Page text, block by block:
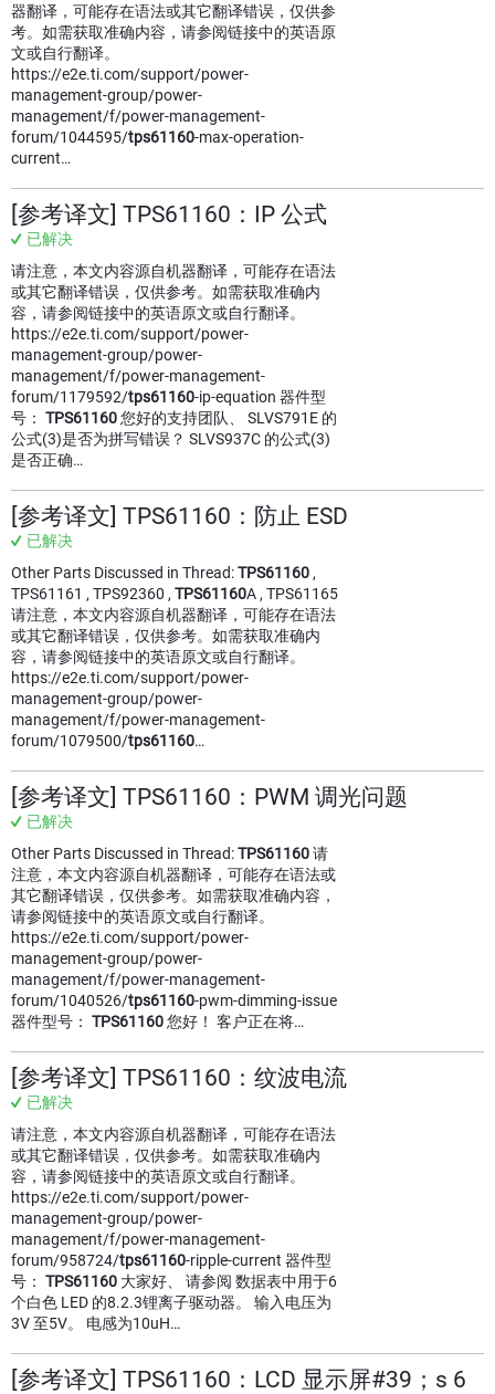
器翻译，可能存在语法或其它翻译错误，仅供参
考。如需获取准确内容，请参阅链接中的英语原
文或自行翻译。
https://e2e.ti.com/support/power-
management-group/power-
management/f/power-management-
forum/1044595/tps61160-max-operation-
current…
[参考译文] TPS61160：IP 公式
已解决
请注意，本文内容源自机器翻译，可能存在语法
或其它翻译错误，仅供参考。如需获取准确内
容，请参阅链接中的英语原文或自行翻译。
https://e2e.ti.com/support/power-
management-group/power-
management/f/power-management-
forum/1179592/tps61160-ip-equation 器件型
号： TPS61160您好的支持团队、 SLVS791E 的
公式(3)是否为拼写错误？ SLVS937C 的公式(3)
是否正确…
[参考译文] TPS61160：防止 ESD
已解决
Other Parts Discussed in Thread:TPS61160 ,
TPS61161 , TPS92360 , TPS61160A , TPS61165
请注意，本文内容源自机器翻译，可能存在语法
或其它翻译错误，仅供参考。如需获取准确内
容，请参阅链接中的英语原文或自行翻译。
https://e2e.ti.com/support/power-
management-group/power-
management/f/power-management-
forum/1079500/tps61160…
[参考译文] TPS61160：PWM 调光问题
已解决
Other Parts Discussed in Thread:TPS61160请
注意，本文内容源自机器翻译，可能存在语法或
其它翻译错误，仅供参考。如需获取准确内容，
请参阅链接中的英语原文或自行翻译。
https://e2e.ti.com/support/power-
management-group/power-
management/f/power-management-
forum/1040526/tps61160-pwm-dimming-issue
器件型号： TPS61160您好！ 客户正在将…
[参考译文] TPS61160：纹波电流
已解决
请注意，本文内容源自机器翻译，可能存在语法
或其它翻译错误，仅供参考。如需获取准确内
容，请参阅链接中的英语原文或自行翻译。
https://e2e.ti.com/support/power-
management-group/power-
management/f/power-management-
forum/958724/tps61160-ripple-current 器件型
号： TPS61160 大家好、 请参阅 数据表中用于6
个白色 LED 的8.2.3锂离子驱动器。 输入电压为
3V 至5V。 电感为10uH…
[参考译文] TPS61160：LCD 显示屏#39；s 6